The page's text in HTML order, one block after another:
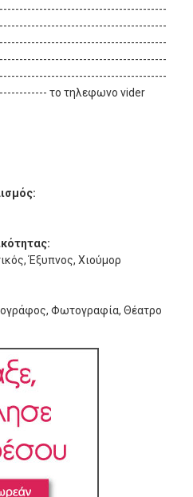
το τηλεφωνο vider
Έξυπνος, Χιούμορ
Φωτογραφία, Θέατρο